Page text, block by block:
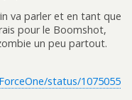
va parler et en tant que
pour le Boomshot,
un peu partout.
status/1075055